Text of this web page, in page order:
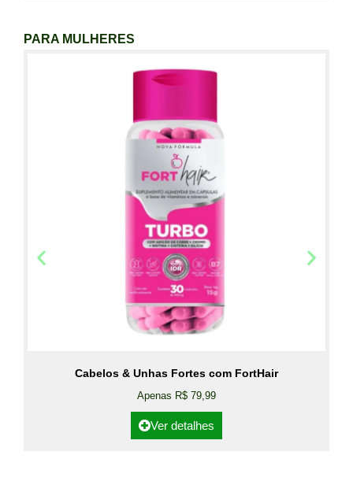
PARA MULHERES
Cabelos & Unhas Fortes com FortHair
Apenas R$ 79,99
Ver detalhes